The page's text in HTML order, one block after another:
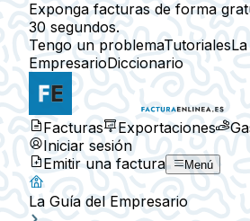
Exponga facturas de forma
30 segundos.
Tengo un problemaTutoriales
EmpresarioDiccionario
Facturas Exportaciones
Iniciar sesión
Emitir una factura
Menú
La Guía del Empresario